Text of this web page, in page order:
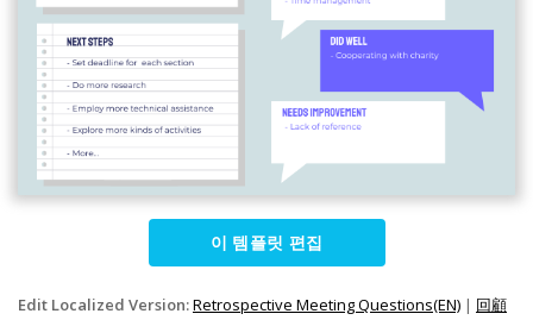
이 템플릿 편집
Edit Localized Version:Retrospective Meeting Questions(EN) | 回顧